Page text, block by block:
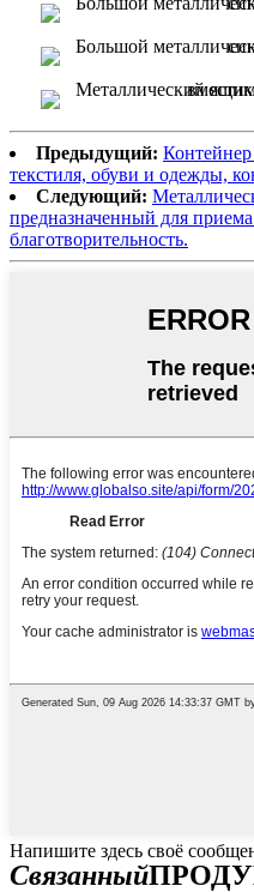
Предыдущий:
текстиля, обуви и одежды,
Следующий:
предназначенный для
благотворительность.
Напишите здесь своё
Связанный